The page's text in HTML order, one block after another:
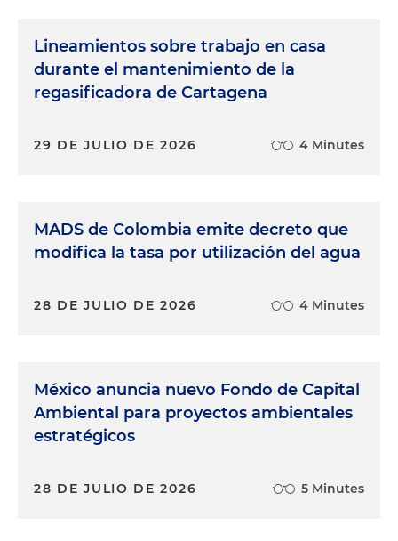
Lineamientos sobre trabajo en casa
durante el mantenimiento de la
regasificadora de Cartagena
29 DE JULIO DE 2026 4 Minutes
MADS de Colombia emite decreto que
modifica la tasa por utilización del agua
28 DE JULIO DE 2026 4 Minutes
México anuncia nuevo Fondo de Capital
Ambiental para proyectos ambientales
estratégicos
28 DE JULIO DE 2026 5 Minutes